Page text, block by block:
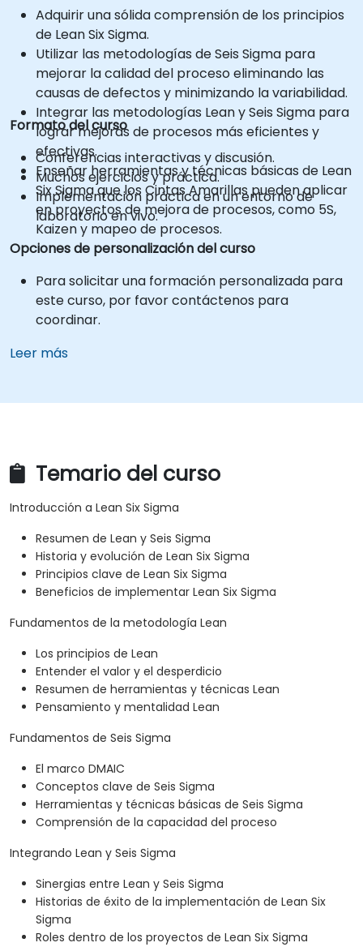
Adquirir una sólida comprensión de los principios
de Lean Six Sigma.
Utilizar las metodologías de Seis Sigma para
mejorar la calidad del proceso eliminando las
causas de defectos y minimizando la variabilidad.
Integrar las metodologías Lean y Seis Sigma para
lograr mejoras de procesos más eficientes y
efectivas.
Enseñar herramientas y técnicas básicas de Lean
Six Sigma que los Cintas Amarillas pueden aplicar
en proyectos de mejora de procesos, como 5S,
Kaizen y mapeo de procesos.
Formato del curso
Conferencias interactivas y discusión.
Muchos ejercicios y práctica.
Implementación práctica en un entorno de
laboratorio en vivo.
Opciones de personalización del curso
Para solicitar una formación personalizada para
este curso, por favor contáctenos para
coordinar.
Leer más
Temario del curso
Introducción a Lean Six Sigma
Resumen de Lean y Seis Sigma
Historia y evolución de Lean Six Sigma
Principios clave de Lean Six Sigma
Beneficios de implementar Lean Six Sigma
Fundamentos de la metodología Lean
Los principios de Lean
Entender el valor y el desperdicio
Resumen de herramientas y técnicas Lean
Pensamiento y mentalidad Lean
Fundamentos de Seis Sigma
El marco DMAIC
Conceptos clave de Seis Sigma
Herramientas y técnicas básicas de Seis Sigma
Comprensión de la capacidad del proceso
Integrando Lean y Seis Sigma
Sinergias entre Lean y Seis Sigma
Historias de éxito de la implementación de Lean Six
Sigma
Roles dentro de los proyectos de Lean Six Sigma